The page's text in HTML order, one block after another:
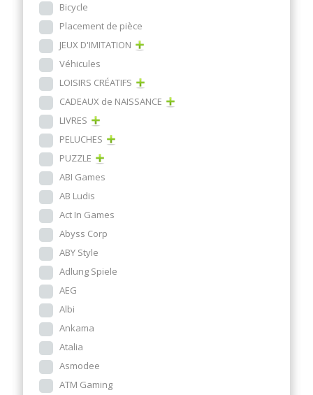
Bicycle
Placement de pièce
JEUX D'IMITATION
Véhicules
LOISIRS CRÉATIFS
CADEAUX de NAISSANCE
LIVRES
PELUCHES
PUZZLE
ABI Games
AB Ludis
Act In Games
Abyss Corp
ABY Style
Adlung Spiele
AEG
Albi
Ankama
Atalia
Asmodee
ATM Gaming